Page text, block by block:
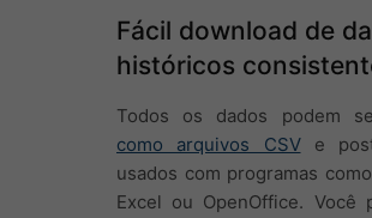
Fácil download de
históricos
Todos os dados podem
como arquivos CSVe
usados com programas
Excel ou OpenOffice. Você